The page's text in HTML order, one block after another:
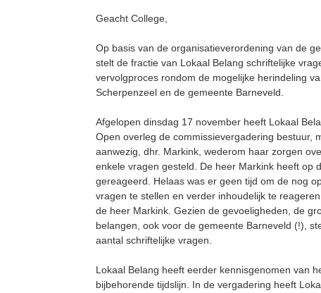
Geacht College,
Op basis van de organisatieverordening van de
stelt de fractie van Lokaal Belang schriftelijke
vervolgproces rondom de mogelijke herindeling
Scherpenzeel en de gemeente Barneveld.
Afgelopen dinsdag 17 november heeft Lokaal
Open overleg de commissievergadering bestuur,
aanwezig, dhr. Markink, wederom haar zorgen
enkele vragen gesteld. De heer Markink heeft op
gereageerd. Helaas was er geen tijd om de nog
vragen te stellen en verder inhoudelijk te
de heer Markink. Gezien de gevoeligheden, de
belangen, ook voor de gemeente Barneveld (!),
aantal schriftelijke vragen.
Lokaal Belang heeft eerder kennisgenomen van
bijbehorende tijdslijn. In de vergadering heeft